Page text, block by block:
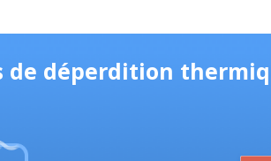
de déperdition